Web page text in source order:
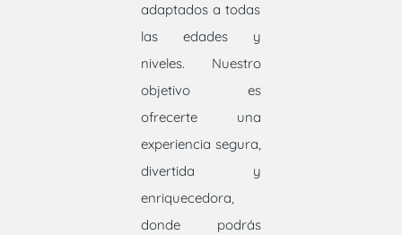
adaptados a todas
las edades y
niveles. Nuestro
objetivo es
ofrecerte una
experiencia segura,
divertida y
enriquecedora,
donde podrás